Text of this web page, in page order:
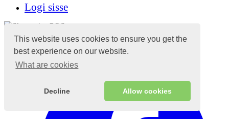
This website uses cookies to ensure you get the
best experience on our website.
What are cookies
Decline Allow cookies
Logi sisse
Pilvepõhine raamatupidamissüsteem